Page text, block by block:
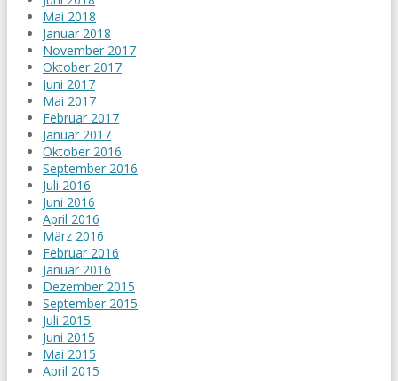
Mai 2018
Januar 2018
November 2017
Oktober 2017
Juni 2017
Mai 2017
Februar 2017
Januar 2017
Oktober 2016
September 2016
Juli 2016
Juni 2016
April 2016
März 2016
Februar 2016
Januar 2016
Dezember 2015
September 2015
Juli 2015
Juni 2015
Mai 2015
April 2015